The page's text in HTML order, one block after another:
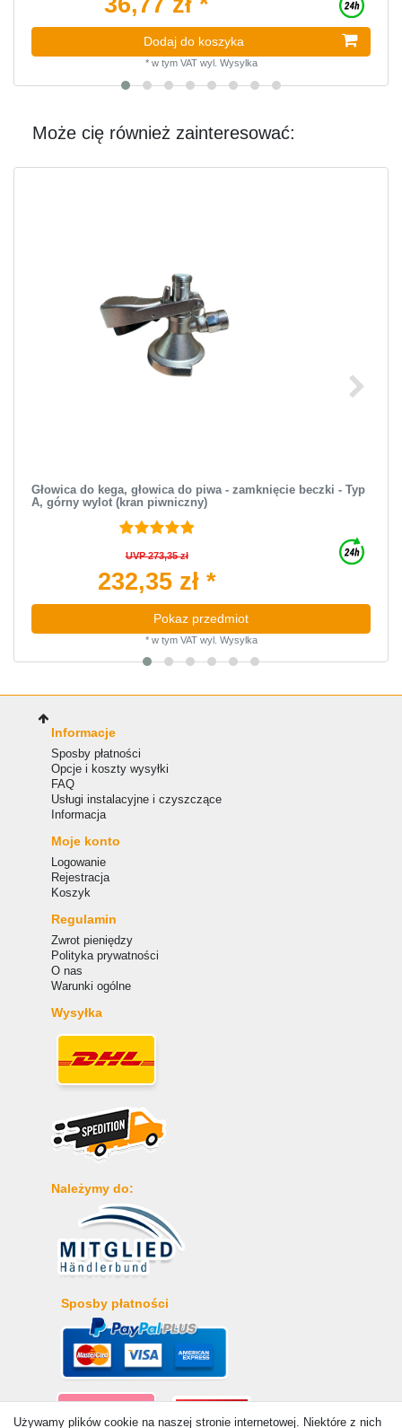
Dodaj do koszyka
* w tym VATwyl. Wysylka
Może cię również zainteresować:
Głowica do kega, głowica do piwa - zamknięcie beczki - Typ
A, górny wylot (kran piwniczny)
UVP 273,35 zł
232,35 zł *
Pokaz przedmiot
* w tym VATwyl. Wysylka
Informacje
Sposby płatności
Opcje i koszty wysyłki
FAQ
Usługi instalacyjne i czyszczące
Informacja
Moje konto
Logowanie
Rejestracja
Koszyk
Regulamin
Zwrot pieniędzy
Polityka prywatności
O nas
Warunki ogólne
Wysyłka
Należymy do:
Sposby płatności
Używamy plików cookie na naszej stronie internetowej. Niektóre z nich